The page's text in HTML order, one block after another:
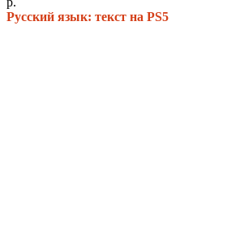
Русский язык: текст на PS5